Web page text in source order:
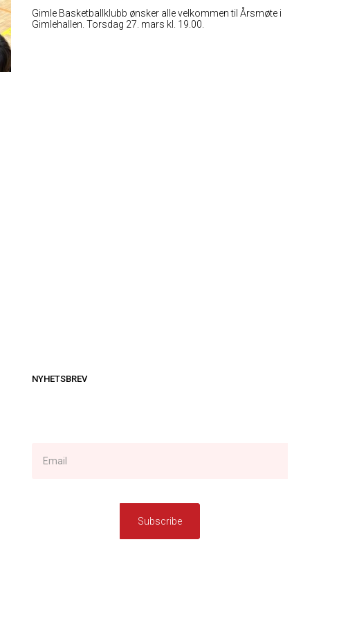
Gimle Basketballklubb ønsker alle velkommen til Årsmøte i
Gimlehallen. Torsdag 27. mars kl. 19.00.
NYHETSBREV